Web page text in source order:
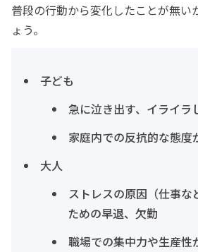
普段の行動から変化したことが無い
ょう。
子ども
急に泣き出す、イライラ
家庭内での反抗的な態度
大人
ストレスの原因（仕事な
ための早退、欠勤
職場での集中力や生産性